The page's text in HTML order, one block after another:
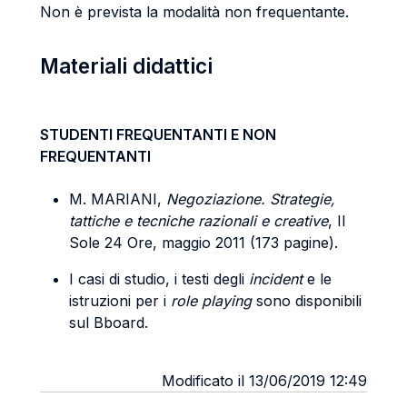
Non è prevista la modalità non frequentante.
Materiali didattici
STUDENTI FREQUENTANTI E NON
FREQUENTANTI
M. MARIANI, Negoziazione. Strategie,
tattiche e tecniche razionali e creative, Il
Sole 24 Ore, maggio 2011 (173 pagine).
I casi di studio, i testi degli incidente le
istruzioni per i role playingsono disponibili
sul Bboard.
Modificato il 13/06/2019 12:49